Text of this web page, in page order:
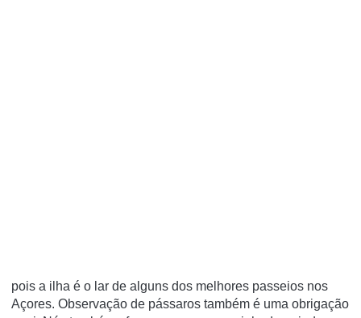
pois a ilha é o lar de alguns dos melhores passeios nos
Açores. Observação de pássaros também é uma obrigação